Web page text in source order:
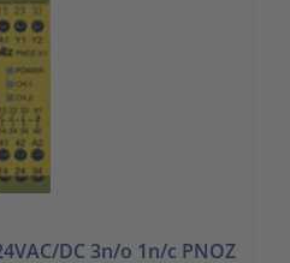
DC 3n/o 1n/c PNOZ